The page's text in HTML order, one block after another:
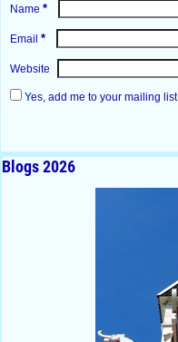
Name *
Email *
Website
Yes, add me to your mailing list
Blogs 2026